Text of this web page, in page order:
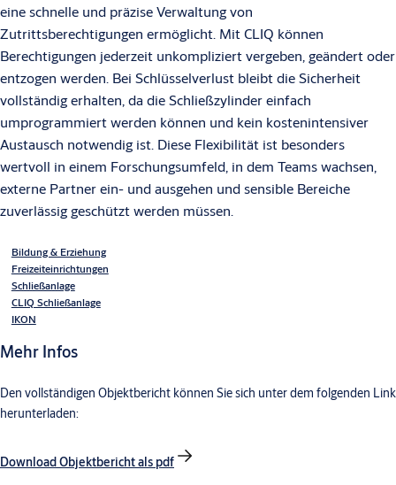
eine schnelle und präzise Verwaltung von
Zutrittsberechtigungen ermöglicht. Mit CLIQ können
Berechtigungen jederzeit unkompliziert vergeben, geändert oder
entzogen werden. Bei Schlüsselverlust bleibt die Sicherheit
vollständig erhalten, da die Schließzylinder einfach
umprogrammiert werden können und kein kostenintensiver
Austausch notwendig ist. Diese Flexibilität ist besonders
wertvoll in einem Forschungsumfeld, in dem Teams wachsen,
externe Partner ein- und ausgehen und sensible Bereiche
zuverlässig geschützt werden müssen.
Bildung & Erziehung
Freizeiteinrichtungen
Schließanlage
CLIQ Schließanlage
IKON
Mehr Infos
Den vollständigen Objektbericht können Sie sich unter dem folgenden Link
herunterladen:
Download Objektbericht als pdf